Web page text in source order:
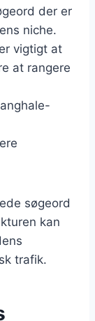
der er
niche.
vigtigt at
at rangere
søgeord
kan
trafik.